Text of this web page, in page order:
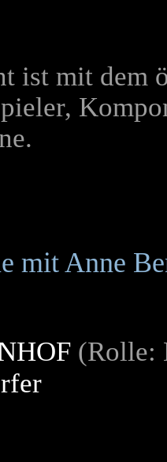
ist mit dem
mit Anne
(Rolle: